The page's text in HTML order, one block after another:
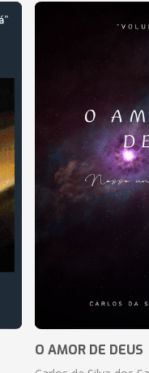
O AMOR DE DEUS